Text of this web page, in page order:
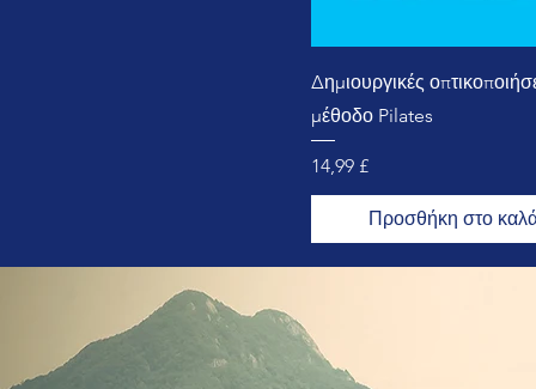
Δημιουργικές
μέθοδο Pilates
Τιμή
14,99 £
Προσθήκη στο